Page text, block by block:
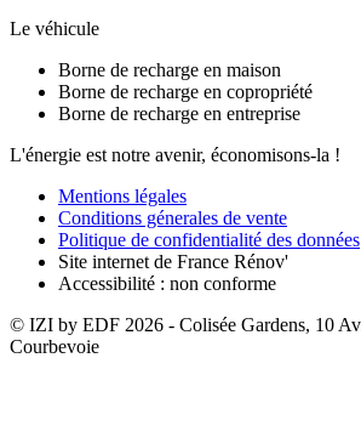
Le véhicule
Borne de recharge en maison
Borne de recharge en copropriété
Borne de recharge en entreprise
L'énergie est notre avenir, économisons-la !
Mentions légales
Conditions génerales de vente
Politique de confidentialité des données
Site internet de France Rénov'
Accessibilité : non conforme
© IZI by EDF 2026 - Colisée Gardens, 10
Courbevoie